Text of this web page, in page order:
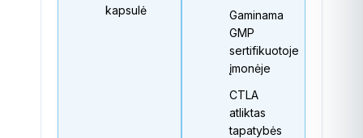
kapsulė
Gaminama
GMP
sertifikuotoje
įmonėje
CTLA
atliktas
tapatybės